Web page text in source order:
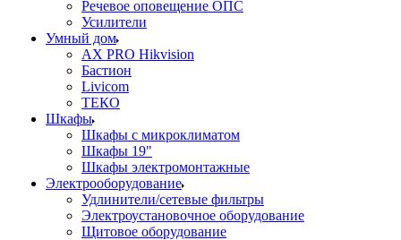
Речевое оповещение ОПС
Усилители
Умный дом
AX PRO Hikvision
Бастион
Livicom
ТЕКО
Шкафы
Шкафы с микроклиматом
Шкафы 19"
Шкафы электромонтажные
Электрооборудование
Удлинители/сетевые фильтры
Электроустановочное оборудование
Щитовое оборудование